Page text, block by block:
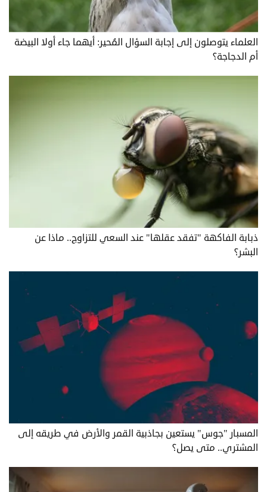
العلماء يتوصلون إلى إجابة السؤال المُحير: أيهما جاء أولا البيضة
أم الدجاجة؟
ذبابة الفاكهة "تفقد عقلها" عند السعي للتزاوج.. ماذا عن
البشر؟
المسبار "جوس" يستعين بجاذبية القمر والأرض في طريقه إلى
المشتري.. متى يصل؟